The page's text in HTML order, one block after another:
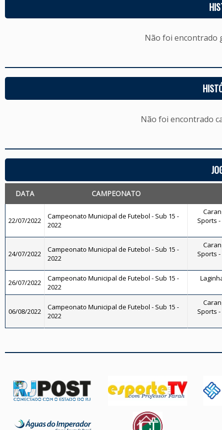
Não foi encontrado
Não foi encontrado
DATA CAMPEONATO
22/07/2022
Campeonato Municipal de Futebol - Sub 15 -
2022
Sports
24/07/2022
Campeonato Municipal de Futebol - Sub 15 -
2022
Sports
26/07/2022
Campeonato Municipal de Futebol - Sub 15 -
2022
06/08/2022
Campeonato Municipal de Futebol - Sub 15 -
2022
Sports